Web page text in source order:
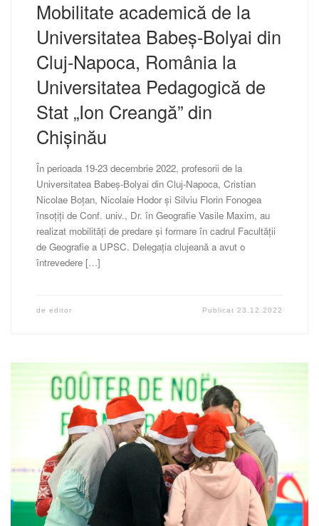
Mobilitate academică de la
Universitatea Babeș-Bolyai din
Cluj-Napoca, România la
Universitatea Pedagogică de
Stat „Ion Creangă” din
Chișinău
În perioada 19-23 decembrie 2022, profesorii de la
Universitatea Babeș-Bolyai din Cluj-Napoca, Cristian
Nicolae Boțan, Nicolaie Hodor și Silviu Florin Fonogea
însoțiți de Conf. univ., Dr. în Geografie Vasile Maxim, au
realizat mobilități de predare și formare în cadrul Facultății
de Geografie a UPSC. Delegația clujeană a avut o
întrevedere […]
de editor Publicat23.12.2022